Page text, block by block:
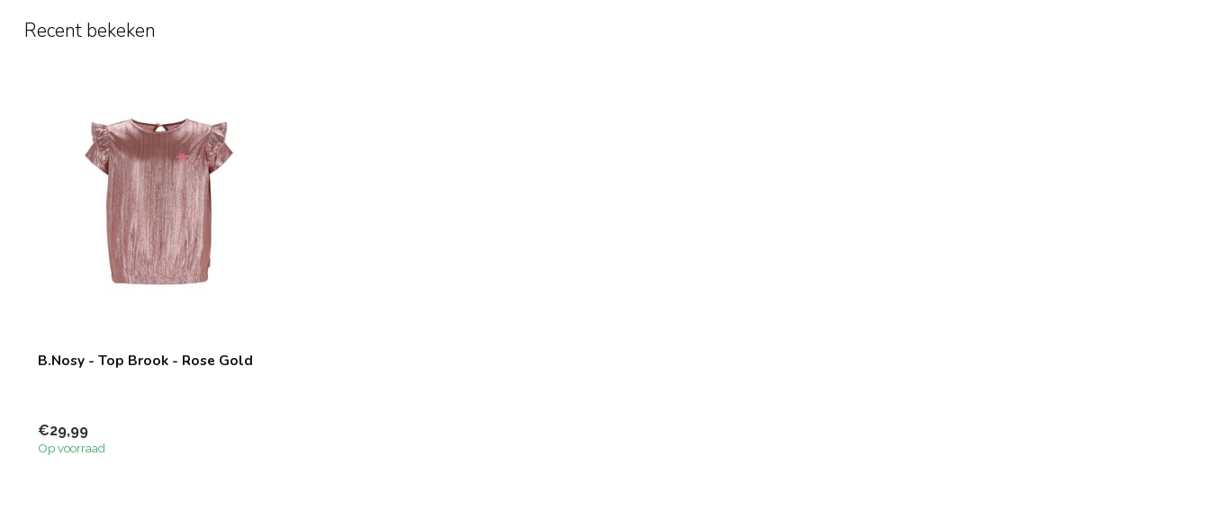
Recent bekeken
B.Nosy - Top Brook - Rose Gold
€29,99
Op voorraad